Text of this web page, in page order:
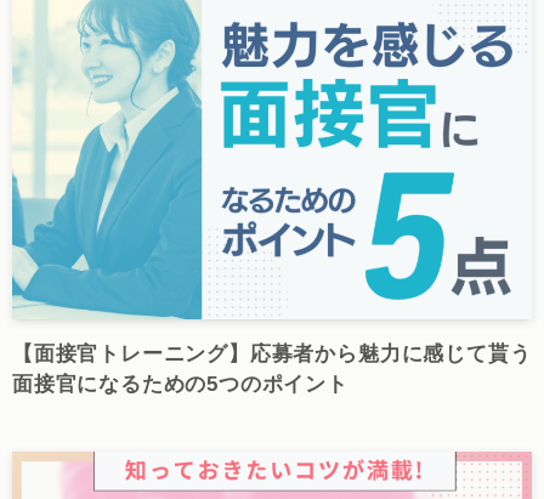
【面接官トレーニング】応募者から魅力に感じて貰う
面接官になるための5つのポイント